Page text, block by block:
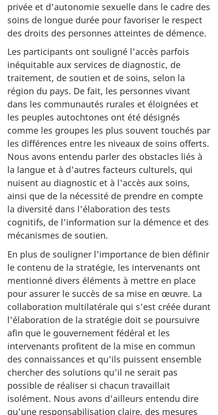
privée et d'autonomie sexuelle dans le cadre des
soins de longue durée pour favoriser le respect
des droits des personnes atteintes de démence.
Les participants ont souligné l'accès parfois
inéquitable aux services de diagnostic, de
traitement, de soutien et de soins, selon la
région du pays. De fait, les personnes vivant
dans les communautés rurales et éloignées et
les peuples autochtones ont été désignés
comme les groupes les plus souvent touchés par
les différences entre les niveaux de soins offerts.
Nous avons entendu parler des obstacles liés à
la langue et à d'autres facteurs culturels, qui
nuisent au diagnostic et à l'accès aux soins,
ainsi que de la nécessité de prendre en compte
la diversité dans l'élaboration des tests
cognitifs, de l'information sur la démence et des
mécanismes de soutien.
En plus de souligner l'importance de bien définir
le contenu de la stratégie, les intervenants ont
mentionné divers éléments à mettre en place
pour assurer le succès de sa mise en œuvre. La
collaboration multilatérale qui s'est créée durant
l'élaboration de la stratégie doit se poursuivre
afin que le gouvernement fédéral et les
intervenants profitent de la mise en commun
des connaissances et qu'ils puissent ensemble
chercher des solutions qu'il ne serait pas
possible de réaliser si chacun travaillait
isolément. Nous avons d'ailleurs entendu dire
qu'une responsabilisation claire, des mesures